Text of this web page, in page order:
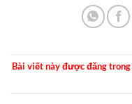
Bài viết này được đăng trong